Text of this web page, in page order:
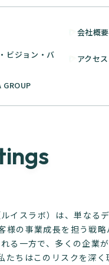
会社概要
ビジョン・バ
アクセス
GROUP
イスラボ）は、単なる
様の事業成長を担う戦略
る一方で、多くの企業
たちはこのリスクを深